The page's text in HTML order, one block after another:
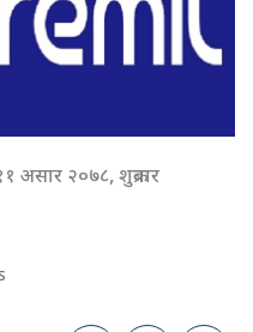
असार २०७८, शुक्रबार